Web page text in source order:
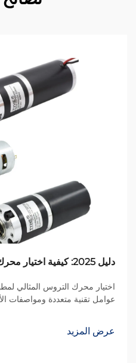
دليل 2025: كيفية اختيار محرك التروس المستمر المناسب
اختيار محرك التروس المثالي
عوامل تقنية متعددة ومواصفات
عرض المزيد